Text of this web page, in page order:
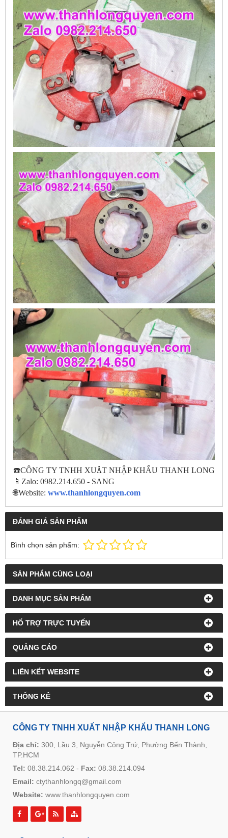
DANH MỤC SẢN PHẨM
HỔ TRỢ TRỰC TUYẾN
QUẢNG CÁO
LIÊN KẾT WEBSITE
THỐNG KÊ
☎️CÔNG TY TNHH XUẤT NHẬP KHẨU THANH LONG
📱 Zalo: 0982.214.650 - SANG
🌐Website: www.thanhlongquyen.com
ĐÁNH GIÁ SẢN PHẨM
Bình chọn sản phẩm:
SẢN PHẨM CÙNG LOẠI
CÔNG TY TNHH XUẤT NHẬP KHẨU THANH LONG
Địa chỉ: 300, Lầu 3, Nguyễn Công Trứ, Phường Bến Thành,
TP.HCM
Tel: 08.38.214.062 - Fax: 08.38.214.094
Email: ctythanhlongq@gmail.com
Website: www.thanhlongquyen.com